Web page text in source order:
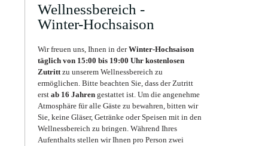
Wellnessbereich -
Winter-Hochsaison
Wir freuen uns, Ihnen in derWinter-Hochsaison
täglich von 15:00 bis 19:00 Uhr kostenlosen
Zutrittzu unserem Wellnessbereich zu
ermöglichen. Bitte beachten Sie, dass der Zutritt
erst ab 16 Jahrengestattet ist. Um die angenehme
Atmosphäre für alle Gäste zu bewahren, bitten wir
Sie, keine Gläser, Getränke oder Speisen mit in den
Wellnessbereich zu bringen. Während Ihres
Aufenthalts stellen wir Ihnen pro Person zwei